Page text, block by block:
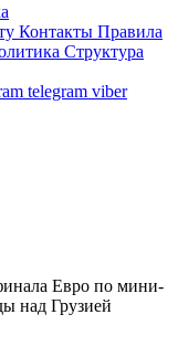
Контакты Правила
Структура
telegram viber
Евро по мини-
над Грузией